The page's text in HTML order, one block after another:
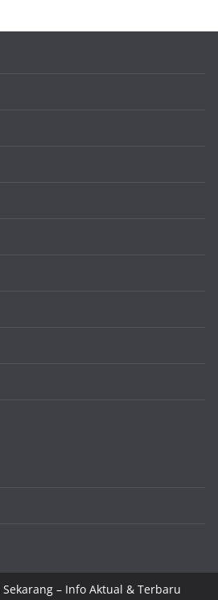
– Info Aktual & Terbaru